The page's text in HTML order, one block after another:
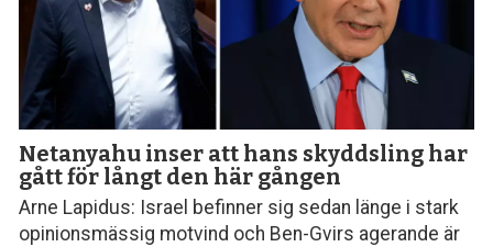
Netanyahu inser att hans skyddsling har
gått för långt den här gången
Arne Lapidus: Israel befinner sig sedan länge i stark
opinionsmässig motvind och Ben-Gvirs agerande är